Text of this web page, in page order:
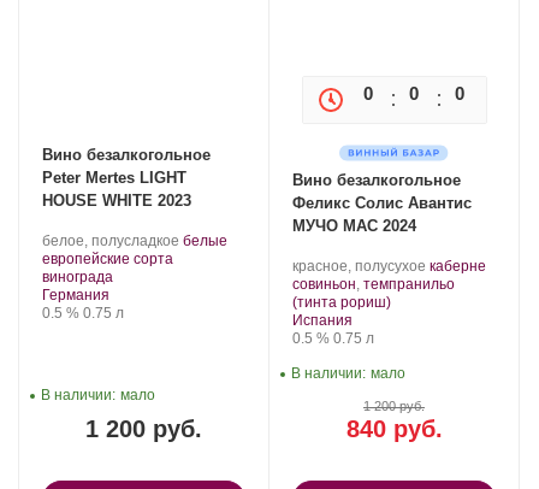
Вино безалкогольное
Peter Mertes LIGHT
HOUSE WHITE 2023
Производитель:
Peter
Mertes.
белое, полусладкое .белые
европейские сорта
винограда
Регион:
Германия
Крепость
0.5 %. Объем
0.75 л
1 200 руб.
В наличии: мало
0 0 0
Вино безалкогольное
Феликс Солис Авантис
МУЧО МАС 2024
красное, полусухое .
Сорт
каберне
совиньон, темпранильо
(тинта рориш).
Регион:
Испания
Крепость
0.5 %. Объем
0.75 л
840 руб.
1 200 руб.
В наличии: мало